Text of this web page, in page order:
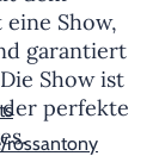
Show,
garantiert
Show ist
perfekte
rossantony